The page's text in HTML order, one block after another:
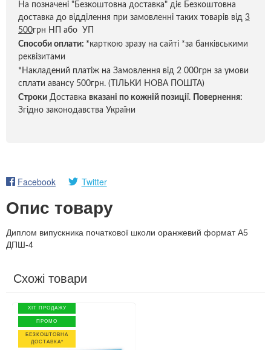
На позначені "Безкоштовна доставка" діє Безкоштовна
доставка до відділення при замовленні таких товарів від 3
500грн НП або УП
Способи оплати: *карткою зразу на сайті *за банківськими
реквізитами
*Накладений платіж на Замовлення від 2 000грн за умови
сплати авансу 500грн. (ТІЛЬКИ НОВА ПОШТА)
Строки Доставка вказані по кожній позиції.
Повернення:
Згідно законодавства України
Facebook Twitter
Опис товару
Диплом випускника початкової школи оранжевий формат А5
ДПШ-4
Схожі товари
ХІТ ПРОДАЖУ
ПРОМО
БЕЗКОШТОВНА
ДОСТАВКА*